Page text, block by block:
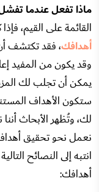
ماذا تفعل عندما
القائمة على القيم،
أهدافك، فقد تكتشف
وقد يكون من المفيد
يمكن أن تجلب لك
ستكون الأهداف
لك، وتُظهر الأبحاث
نعمل نحو تحقيق
انتبه إلى النصائح
أهدافك: